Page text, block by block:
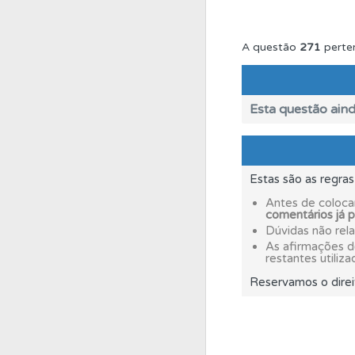
Perfil Veja as
Consulte a
Questões Consulte
Tem um
A questão 271
Esta questão
Estas são as
Antes de
comentários já
Dúvidas não
As afirmações
restantes
Reservamos o